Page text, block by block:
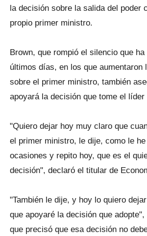
la decisión sobre la salida del poder
propio primer ministro.
Brown, que rompió el silencio que
últimos días, en los que aumentaron
sobre el primer ministro, también
apoyará la decisión que tome el líder
"Quiero dejar hoy muy claro que
el primer ministro, le dije, como le
ocasiones y repito hoy, que es el
decisión", declaró el titular de
"También le dije, y hoy lo quiero
que apoyaré la decisión que
que precisó que esa decisión no